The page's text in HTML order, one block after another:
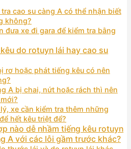
cao su càng A có thể nhận biết
không?
đưa xe đi gara để kiểm tra bằng
do rotuyn lái hay cao su
rơ hoặc phát tiếng kêu có nên
A bị chai, nứt hoặc rách thì nên
xe cần kiểm tra thêm những
hết kêu triệt để?
nào dễ nhầm tiếng kêu rotuyn
A với các lỗi gầm trước khác?